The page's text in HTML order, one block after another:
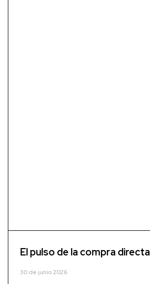
El pulso de la compra directa
30 de junio 2026